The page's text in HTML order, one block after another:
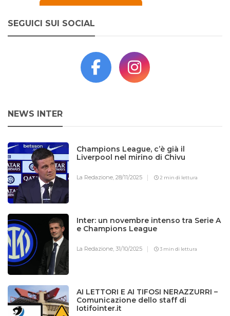
SEGUICI SUI SOCIAL
NEWS INTER
Champions League, c’è già il
Liverpool nel mirino di Chivu
La Redazione,28/11/2025 2 min di lettura
Inter: un novembre intenso tra Serie A
e Champions League
La Redazione,31/10/2025 3 min di lettura
AI LETTORI E AI TIFOSI NERAZZURRI –
Comunicazione dello staff di
Iotifointer.it